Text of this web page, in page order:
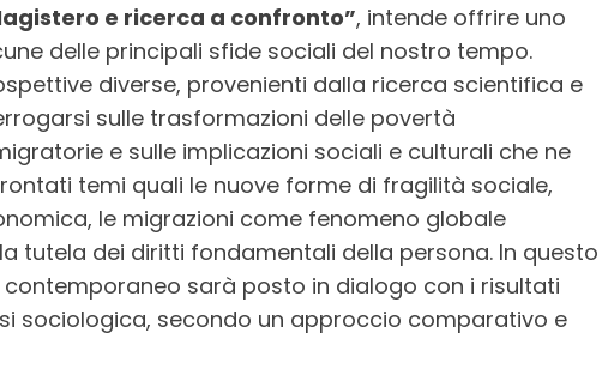
e ricerca a confronto”, intende offrire uno
delle principali sfide sociali del nostro tempo.
diverse, provenienti dalla ricerca scientifica e
sulle trasformazioni delle povertà
e sulle implicazioni sociali e culturali che ne
temi quali le nuove forme di fragilità sociale,
le migrazioni come fenomeno globale
tutela dei diritti fondamentali della persona. In questo
sarà posto in dialogo con i risultati
sociologica, secondo un approccio comparativo e